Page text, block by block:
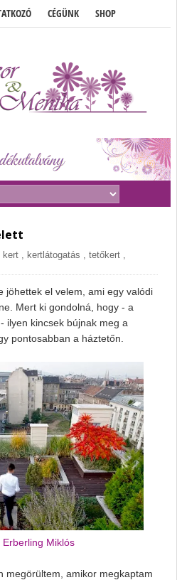
CÉGÜNK SHOP
kert , kertlátogatás , tetőkert ,
jöhettek el velem, ami egy valódi
Mert ki gondolná, hogy - a
ilyen kincsek bújnak meg a
pontosabban a háztetőn.
Erberling Miklós
megörültem, amikor megkaptam